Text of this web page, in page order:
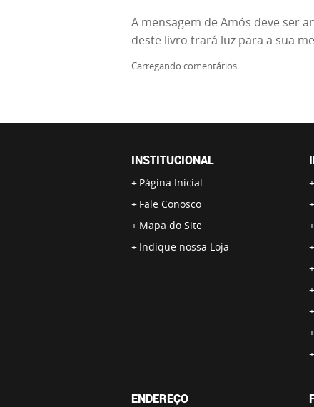
A mensagem de Amós deve ser
deste livro trará luz para a sua
Carregando comentários ...
INSTITUCIONAL
Página Inicial
Fale Conosco
Mapa do Site
Indique nossa Loja
ENDEREÇO